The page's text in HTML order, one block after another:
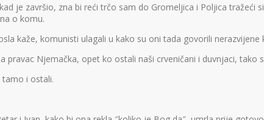
je završio, zna bi reći trčo sam do Gromeljica i Poljica tražeći
o komu.
kaže, komunisti ulagali u kako su oni tada govorili nerazvijene
Njemačka, opet ko ostali naši crveničani i duvnjaci, tako
i ostali.